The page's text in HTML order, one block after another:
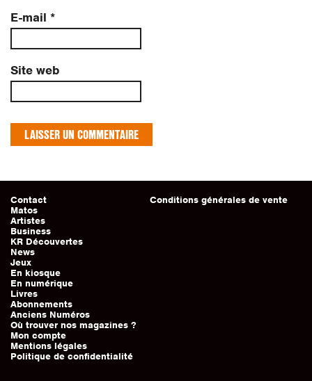
E-mail *
Site web
Contact
Matos
Artistes
Business
KR Découvertes
News
Jeux
En kiosque
En numérique
Livres
Abonnements
Anciens Numéros
Où trouver nos magazines ?
Mon compte
Mentions légales
Politique de confidentialité
Conditions générales de vente